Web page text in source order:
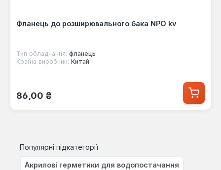
Фланець до розширювального бака NPO kv
Тип обладнання: фланець
Країна виробник: Китай
Звичайна ціна:
86,00 ₴
Популярні підкатегорії
Акрилові герметики для водопостачання